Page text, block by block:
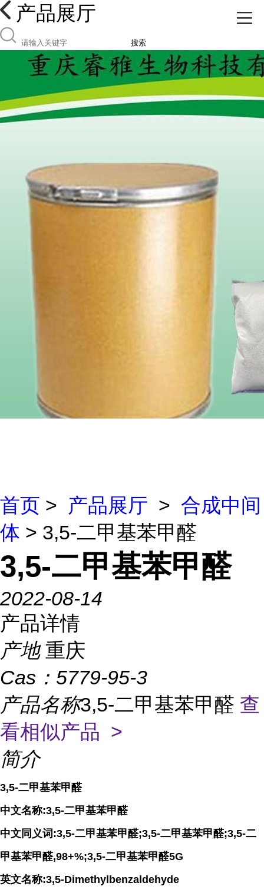
产品展厅
搜索
首页 > 产品展厅 > 合成中间
体 > 3,5-二甲基苯甲醛
3,5-二甲基苯甲醛
2022-08-14
产品详情
产地 重庆
Cas： 5779-95-3
产品名称3,5-二甲基苯甲醛 查
看相似产品 >
简介
3,5-二甲基苯甲醛
中文名称:3,5-二甲基苯甲醛
中文同义词:3,5-二甲基苯甲醛;3,5-二甲基苯甲醛;3,5-二
甲基苯甲醛,98+%;3,5-二甲基苯甲醛5G
英文名称:3,5-Dimethylbenzaldehyde